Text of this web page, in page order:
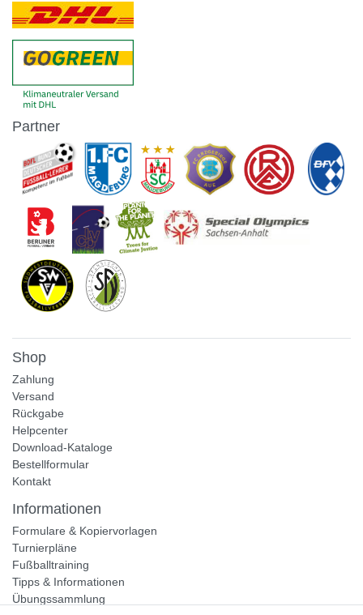
Partner
Shop
Zahlung
Versand
Rückgabe
Helpcenter
Download-Kataloge
Bestellformular
Kontakt
Informationen
Formulare & Kopiervorlagen
Turnierpläne
Fußballtraining
Tipps & Informationen
Übungssammlung